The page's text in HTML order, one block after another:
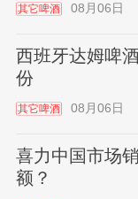
其它啤酒 08月06日
西班牙达姆啤
份
其它啤酒 08月06日
喜力中国市场
额？